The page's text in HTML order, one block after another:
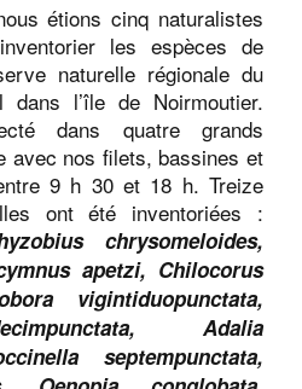
étions cinq naturalistes
les espèces de
naturelle régionale du
dans l’île de Noirmoutier.
dans quatre grands
avec nos filets, bassines et
9 h 30 et 18 h. Treize
ont été inventoriées :
chrysomeloides,
apetzi, Chilocorus
vigintiduopunctata,
Adalia
septempunctata,